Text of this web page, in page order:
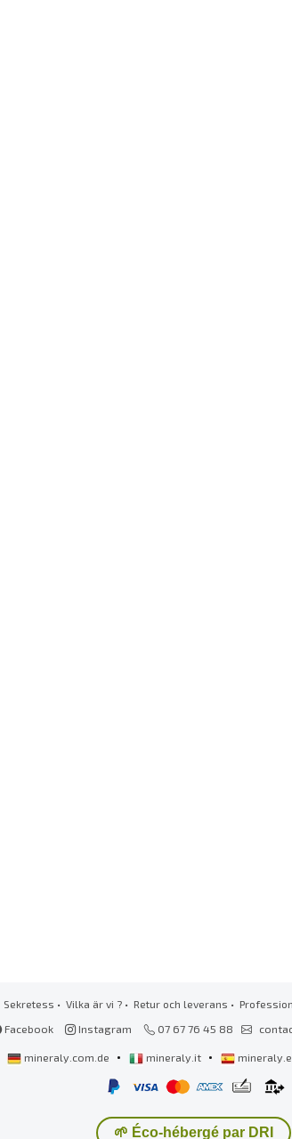
Sekretess • Vilka är vi ? • Retur och leverans •
Facebook Instagram 07 67 76 45 88
mineraly.com.de • mineraly.it •
🌱 Éco-hébergé par DRI